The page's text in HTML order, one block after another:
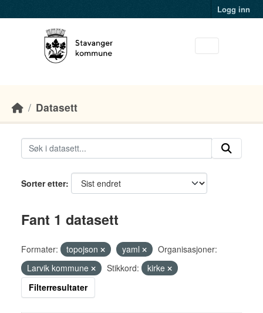
Logg inn
Datasett
Sorter etter
Fant 1 datasett
Formater: topojson yaml
Organisasjoner:
Larvik kommune
Stikkord:
kirke
Filterresultater